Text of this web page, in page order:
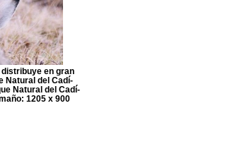
en gran
Natural del Cadí-
Natural del Cadí-
1205 x 900